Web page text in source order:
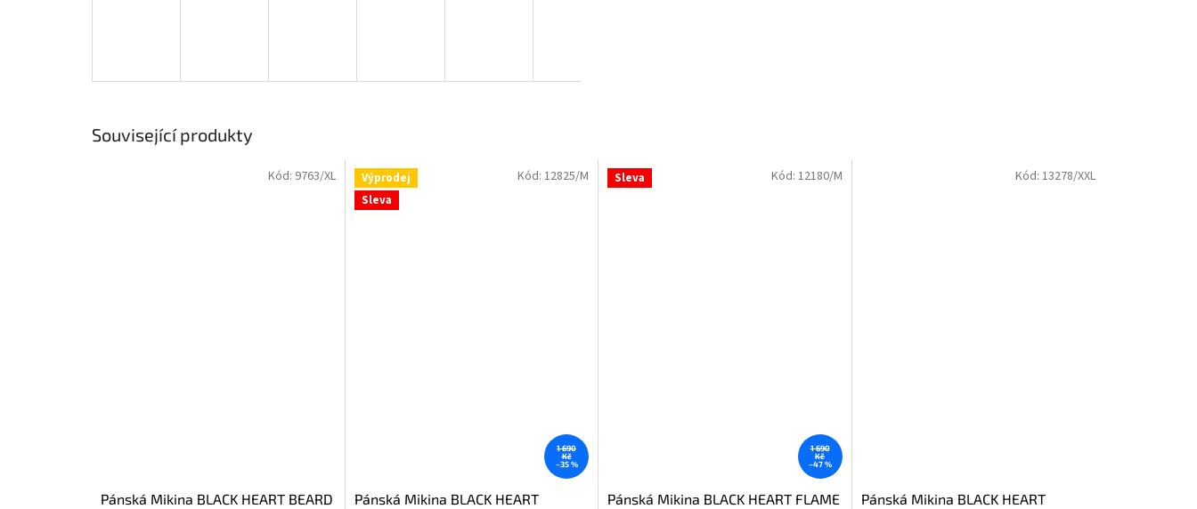
Související produkty
Pánská Mikina BLACK HEART BEARD
Kód: 9763/XL
Výprodej
Sleva
1 690
Kč
–35 %
Pánská Mikina BLACK HEART
Kód: 12825/M Sleva
1 690
Kč
–47 %
Pánská Mikina BLACK HEART FLAME
Kód: 12180/M
Pánská Mikina BLACK HEART
Kód: 13278/XXL